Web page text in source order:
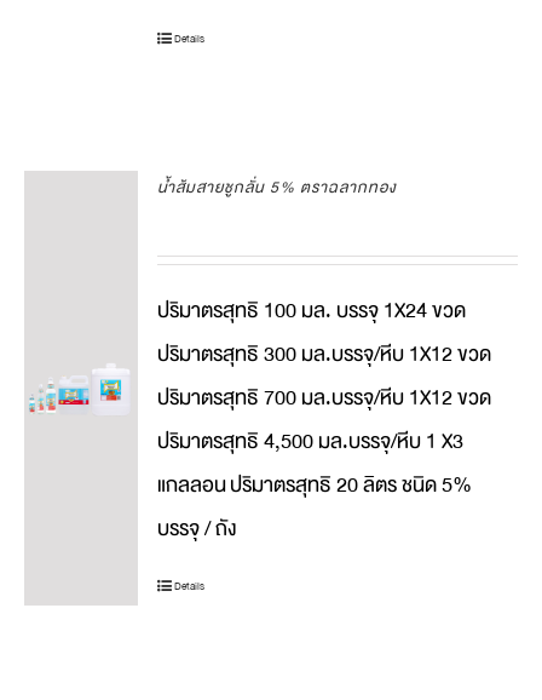
Details
น้ำส้มสายชูกลั่น 5% ตราฉลากทอง
ปริมาตรสุทธิ 100 มล. บรรจุ 1X24 ขวด
ปริมาตรสุทธิ 300 มล.บรรจุ/หีบ 1X12 ขวด
ปริมาตรสุทธิ 700 มล.บรรจุ/หีบ 1X12 ขวด
ปริมาตรสุทธิ 4,500 มล.บรรจุ/หีบ 1 X3
แกลลอนปริมาตรสุทธิ 20 ลิตร ชนิด 5%
บรรจุ / ถัง
Details